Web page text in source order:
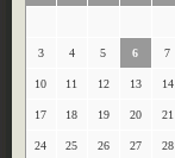
3 4 5 6 7
10 11 12 13 14
17 18 19 20 21
24 25 26 27 28